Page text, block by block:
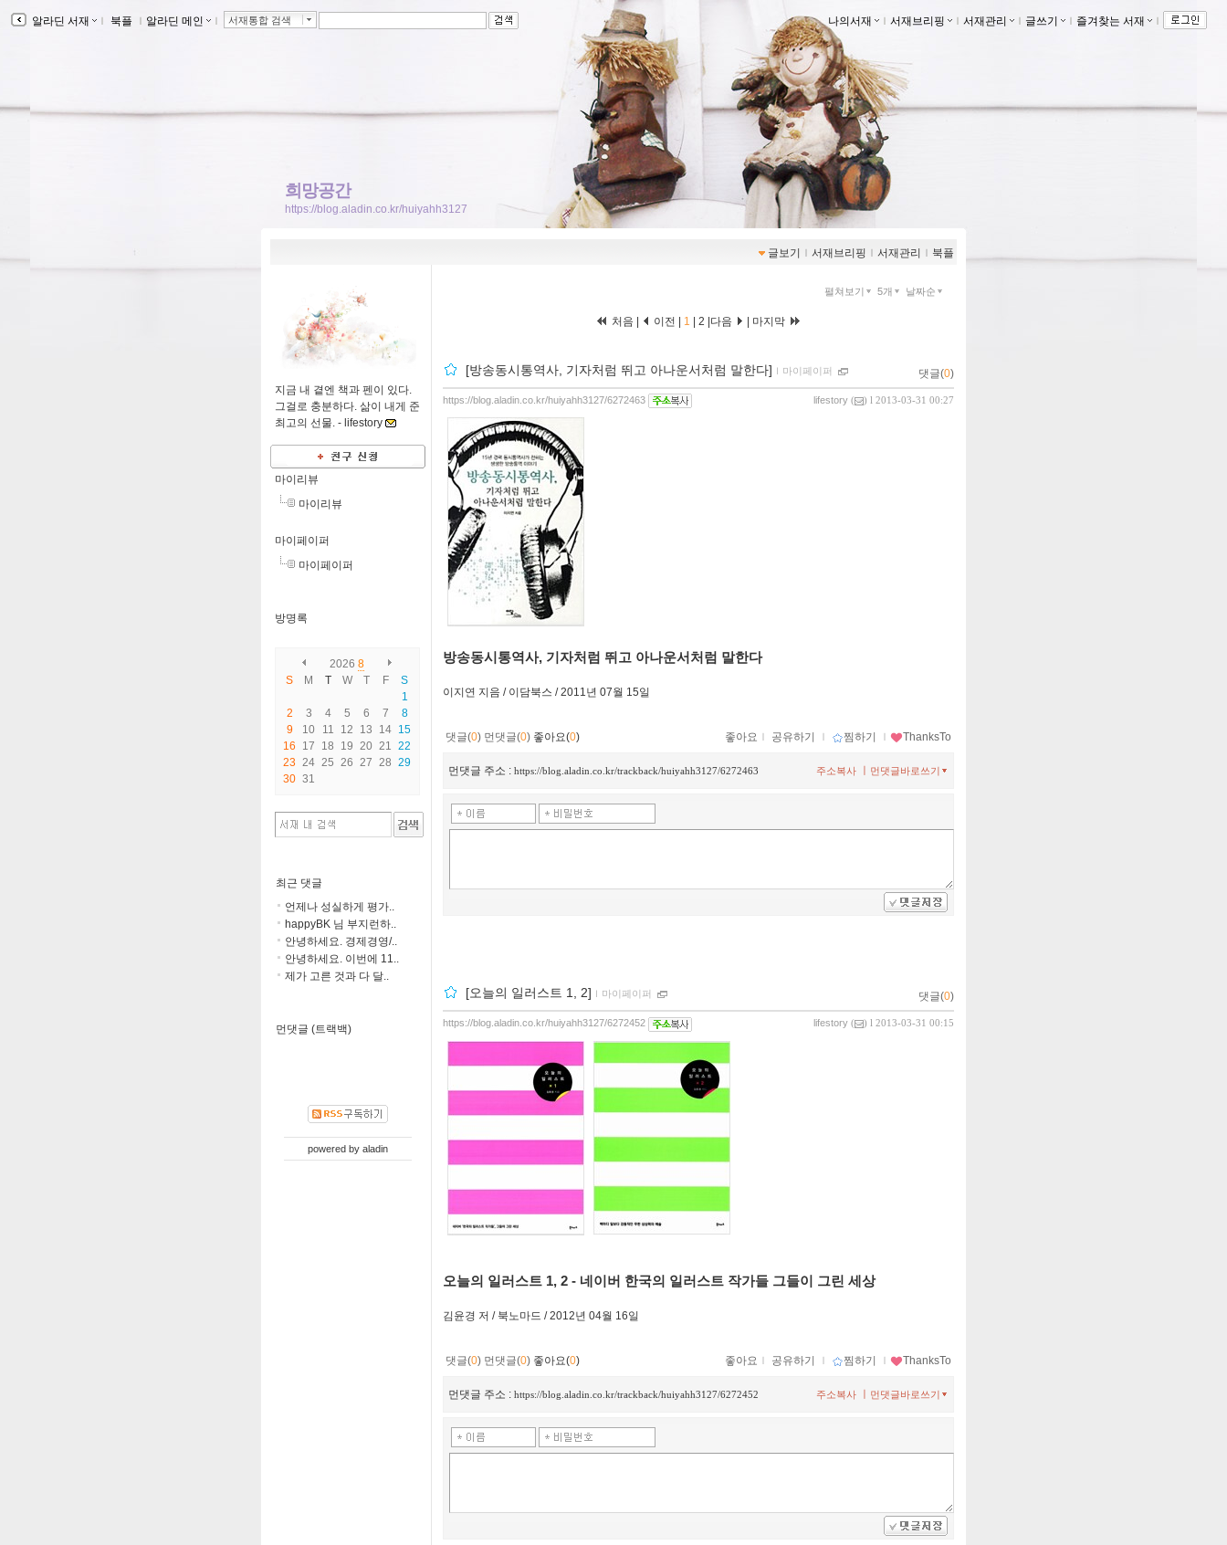
알라딘 서재 ｌ 북플 ｌ 알라딘 메인 ｌ 서재통합 검색 나의서재 ｌ 서재브리핑 ｌ 서재관리 ｌ 글쓰기 ｌ 즐겨찾는 서재 ｌ
희망공간
https://blog.aladin.co.kr/huiyahh3127
글보기 ｌ 서재브리핑 ｌ 서재관리 ｌ 북플
지금 내 곁엔 책과 펜이 있다.
그걸로 충분하다. 삶이 내게 준
최고의 선물. - lifestory
마이리뷰
마이리뷰
마이페이퍼
마이페이퍼
방명록
2026 8
S
M T W T F
S
1
2
3 4 5 6 7
8
9
10 11 12 13 14 15
16
17 18 19 20 21 22
23 24 25 26 27 28 29
30 31
최근 댓글
언제나 성실하게 평가..
happyBK 님 부지런하..
안녕하세요. 경제경영/..
안녕하세요. 이번에 11..
제가 고른 것과 다 달..
먼댓글 (트랙백)
powered by aladin
펼쳐보기 5개 날짜순
처음 | 이전 | 1 2 다음 마지막
[방송동시통역사, 기자처럼 뛰고 아나운서처럼 말한다] ｌ 마이페이퍼 댓글(0)
lifestory ( ) l 2013-03-31 00:27
https://blog.aladin.co.kr/huiyahh3127/6272463
방송동시통역사, 기자처럼 뛰고 아나운서처럼 말한다
이지연 지음 / 이담북스 / 2011년 07월 15일
댓글(0) 먼댓글(0) 좋아요(0) 좋아요 ｌ 공유하기 ｌ 찜하기 ｌ ThanksTo
먼댓글 주소 : https://blog.aladin.co.kr/trackback/huiyahh3127/6272463 먼댓글바로쓰기
주소복사
[오늘의 일러스트 1, 2] ｌ 마이페이퍼 댓글(0)
lifestory ( ) l 2013-03-31 00:15
https://blog.aladin.co.kr/huiyahh3127/6272452
오늘의 일러스트 1, 2 - 네이버 한국의 일러스트 작가들 그들이 그린 세상
김윤경 저 / 북노마드 / 2012년 04월 16일
댓글(0) 먼댓글(0) 좋아요(0) 좋아요 ｌ 공유하기 ｌ 찜하기 ｌ ThanksTo
먼댓글 주소 : https://blog.aladin.co.kr/trackback/huiyahh3127/6272452 먼댓글바로쓰기
주소복사